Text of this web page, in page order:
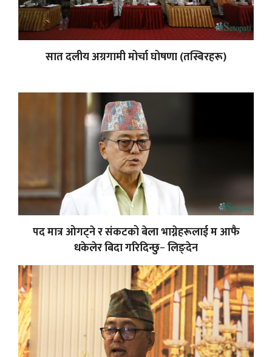
सात दलीय अग्रगामी मोर्चा घोषणा (तस्बिरहरू)
पद मात्र ओगट्ने र संकटको बेला भाग्नेहरूलाई म आफै
धकेलेर बिदा गरिदिन्छु− लिङ्देन